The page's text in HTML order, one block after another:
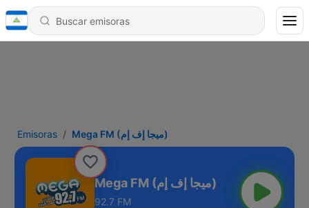
Emisoras Mega FM (ميجا إف إم)
Mega FM (ميجا إف إم)
92.7 FM